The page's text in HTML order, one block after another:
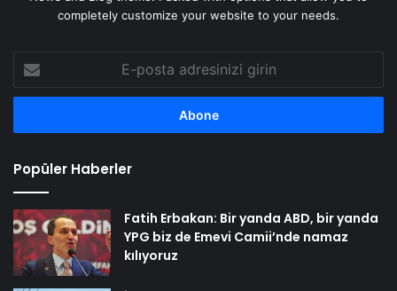
completely customize your website to your needs.
posta
adresinizi
Popüler Haberler
Fatih Erbakan: Bir yanda ABD, bir yanda
YPG biz de Emevi Camii’nde namaz
kılıyoruz